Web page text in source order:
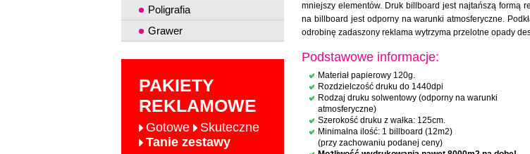
Poligrafia
Grawer
PAKIETY
REKLAMOWE
Gotowe
Skuteczne
Tanie zestawy
mniejszy elementów. Druk billboard jest najtańszą formą
na billboard jest odporny na warunki atmosferyczne.
odrobinę zadaszony reklama wytrzyma przelotne opady
Podstawowe informacje:
Materiał papierowy 120g.
Rozdzielczość druku do 1440dpi
Rodzaj druku solwentowy (odporny na warunki
atmosferyczne)
Szerokość druku z wałka: 125cm.
Minimalna ilość: 1 billboard (12m2)
(przy zachowaniu podanej ceny)